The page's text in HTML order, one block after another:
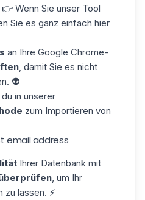
Wenn Sie unser Tool
Sie es ganz einfach hier
an Ihre Google Chrome-
, damit Sie es nicht
👽
in unserer
zum Importieren von
email address
Ihrer Datenbank mit
, um Ihr
lassen. ⚡